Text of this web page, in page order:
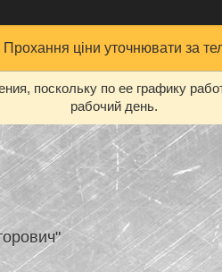
Прохання ціни уточнювати за
поскольку по ее графику
рабочий день.